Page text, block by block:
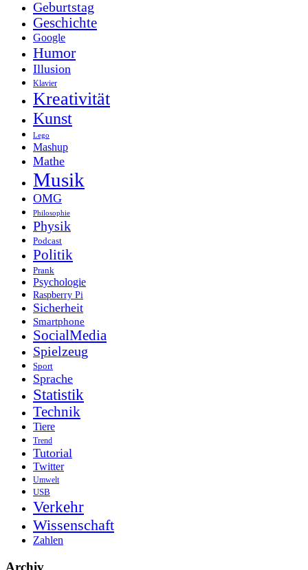
Geburtstag
Geschichte
Google
Humor
Illusion
Klavier
Kreativität
Kunst
Lego
Mashup
Mathe
Musik
OMG
Philosophie
Physik
Podcast
Politik
Prank
Psychologie
Raspberry Pi
Sicherheit
Smartphone
SocialMedia
Spielzeug
Sport
Sprache
Statistik
Technik
Tiere
Trend
Tutorial
Twitter
Umwelt
USB
Verkehr
Wissenschaft
Zahlen
Archiv